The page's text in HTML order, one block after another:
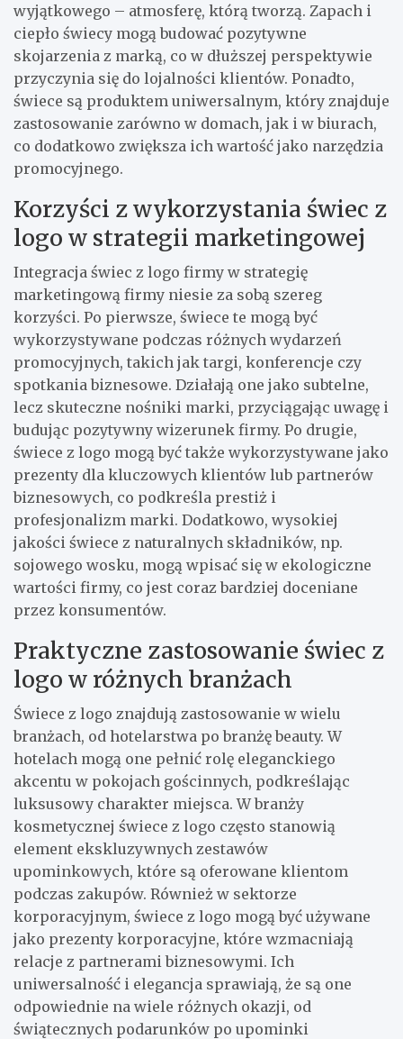
wyjątkowego – atmosferę, którą tworzą. Zapach i
ciepło świecy mogą budować pozytywne
skojarzenia z marką, co w dłuższej perspektywie
przyczynia się do lojalności klientów. Ponadto,
świece są produktem uniwersalnym, który znajduje
zastosowanie zarówno w domach, jak i w biurach,
co dodatkowo zwiększa ich wartość jako narzędzia
promocyjnego.
Korzyści z wykorzystania świec z
logo w strategii marketingowej
Integracja świec z logo firmy w strategię
marketingową firmy niesie za sobą szereg
korzyści. Po pierwsze, świece te mogą być
wykorzystywane podczas różnych wydarzeń
promocyjnych, takich jak targi, konferencje czy
spotkania biznesowe. Działają one jako subtelne,
lecz skuteczne nośniki marki, przyciągając uwagę i
budując pozytywny wizerunek firmy. Po drugie,
świece z logo mogą być także wykorzystywane jako
prezenty dla kluczowych klientów lub partnerów
biznesowych, co podkreśla prestiż i
profesjonalizm marki. Dodatkowo, wysokiej
jakości świece z naturalnych składników, np.
sojowego wosku, mogą wpisać się w ekologiczne
wartości firmy, co jest coraz bardziej doceniane
przez konsumentów.
Praktyczne zastosowanie świec z
logo w różnych branżach
Świece z logo znajdują zastosowanie w wielu
branżach, od hotelarstwa po branżę beauty. W
hotelach mogą one pełnić rolę eleganckiego
akcentu w pokojach gościnnych, podkreślając
luksusowy charakter miejsca. W branży
kosmetycznej świece z logo często stanowią
element ekskluzywnych zestawów
upominkowych, które są oferowane klientom
podczas zakupów. Również w sektorze
korporacyjnym, świece z logo mogą być używane
jako prezenty korporacyjne, które wzmacniają
relacje z partnerami biznesowymi. Ich
uniwersalność i elegancja sprawiają, że są one
odpowiednie na wiele różnych okazji, od
świątecznych podarunków po upominki